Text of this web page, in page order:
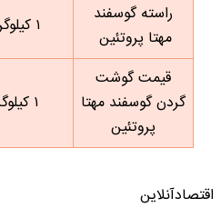
راسته گوسفند
مهتا پروتئین
۱ کیلوگرم
قیمت گوشت
گردن گوسفند مهتا
پروتئین
۱ کیلوگرم
اقتصادآنلاین